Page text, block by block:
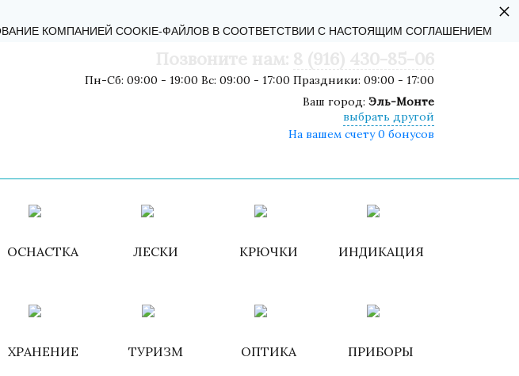
Пн-Сб: 09:00 - 19:00 Вс: 09:00 - 17:00 Праздники: 09:00 - 17:00
Ваш город: Эль-Монте
выбрать другой
На вашем счету 0 бонусов
ОСНАСТКА ЛЕСКИ КРЮЧКИ ИНДИКАЦИЯ
ХРАНЕНИЕ ТУРИЗМ ОПТИКА ПРИБОРЫ
КОМПАНИЕЙ COOKIE-ФАЙЛОВ В СООТВЕТСТВИИ С НАСТОЯЩИМ СОГЛАШЕНИЕМ
×